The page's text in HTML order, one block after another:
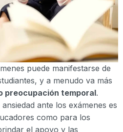
puede manifestarse de
y a menudo va más
preocupación temporal.
ante los exámenes es
como para los
el apoyo y las